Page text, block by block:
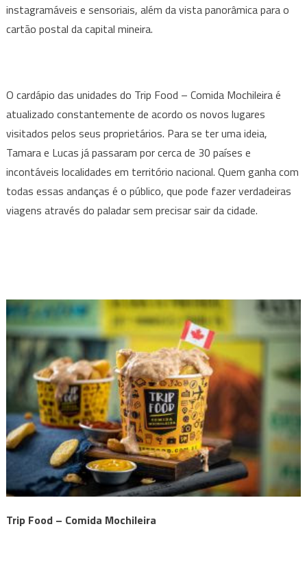
instagramáveis e sensoriais, além da vista panorâmica para o
cartão postal da capital mineira.
O cardápio das unidades do Trip Food – Comida Mochileira é
atualizado constantemente de acordo os novos lugares
visitados pelos seus proprietários. Para se ter uma ideia,
Tamara e Lucas já passaram por cerca de 30 países e
incontáveis localidades em território nacional. Quem ganha com
todas essas andanças é o público, que pode fazer verdadeiras
viagens através do paladar sem precisar sair da cidade.
Trip Food– Comida Mochileira